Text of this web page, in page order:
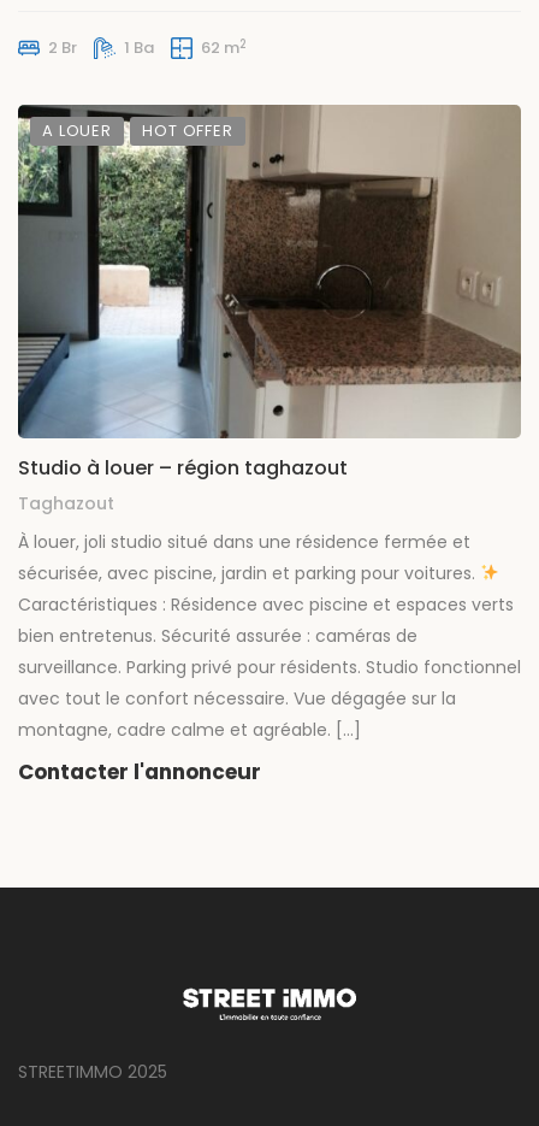
2 Br 1 Ba 62 m2
A LOUER HOT OFFER
Studio à louer – région taghazout
Taghazout
À louer, joli studio situé dans une résidence fermée et
sécurisée, avec piscine, jardin et parking pour voitures.
Caractéristiques : Résidence avec piscine et espaces verts
bien entretenus. Sécurité assurée : caméras de
surveillance. Parking privé pour résidents. Studio fonctionnel
avec tout le confort nécessaire. Vue dégagée sur la
montagne, cadre calme et agréable. […]
Contacter l'annonceur
STREETIMMO 2025